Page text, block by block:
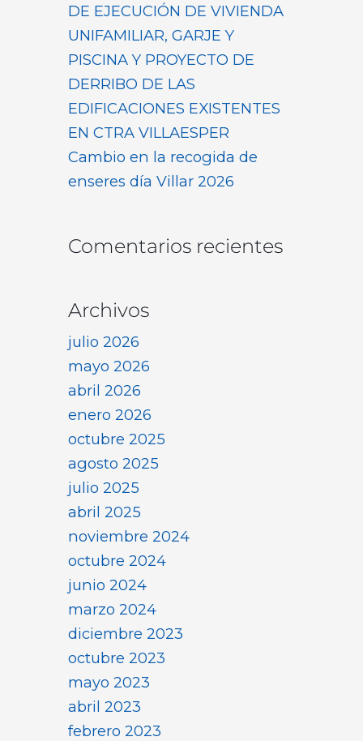
DE EJECUCIÓN DE VIVIENDA
UNIFAMILIAR, GARJE Y
PISCINA Y PROYECTO DE
DERRIBO DE LAS
EDIFICACIONES EXISTENTES
EN CTRA VILLAESPER
Cambio en la recogida de
enseres día Villar 2026
Comentarios recientes
Archivos
julio 2026
mayo 2026
abril 2026
enero 2026
octubre 2025
agosto 2025
julio 2025
abril 2025
noviembre 2024
octubre 2024
junio 2024
marzo 2024
diciembre 2023
octubre 2023
mayo 2023
abril 2023
febrero 2023